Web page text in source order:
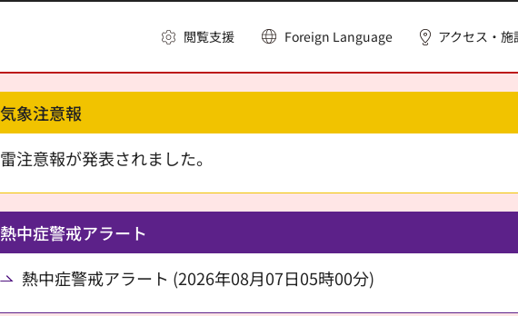
閲覧支援 Foreign Language アクセス・施
気象注意報
雷注意報が発表されました。
熱中症警戒アラート
熱中症警戒アラート (2026年08月07日05時00分)